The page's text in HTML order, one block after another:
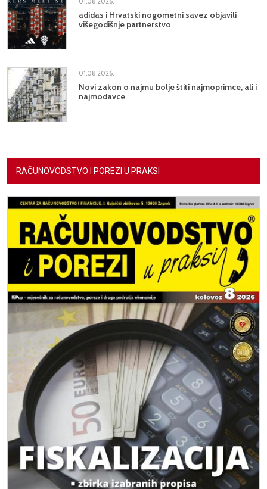
adidas i Hrvatski nogometni savez objavili
višegodišnje partnerstvo
01.08.2026.
Novi zakon o najmu bolje štiti najmoprimce, ali i
najmodavce
RAČUNOVODSTVO I POREZI U PRAKSI